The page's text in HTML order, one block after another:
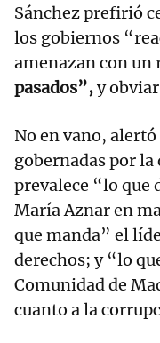
Sánchez prefirió
los gobiernos
amenazan con un
pasados”,y
No en vano,
gobernadas por
prevalece “lo que
María Aznar en
que manda” el
derechos; y “lo
Comunidad de
cuanto a la